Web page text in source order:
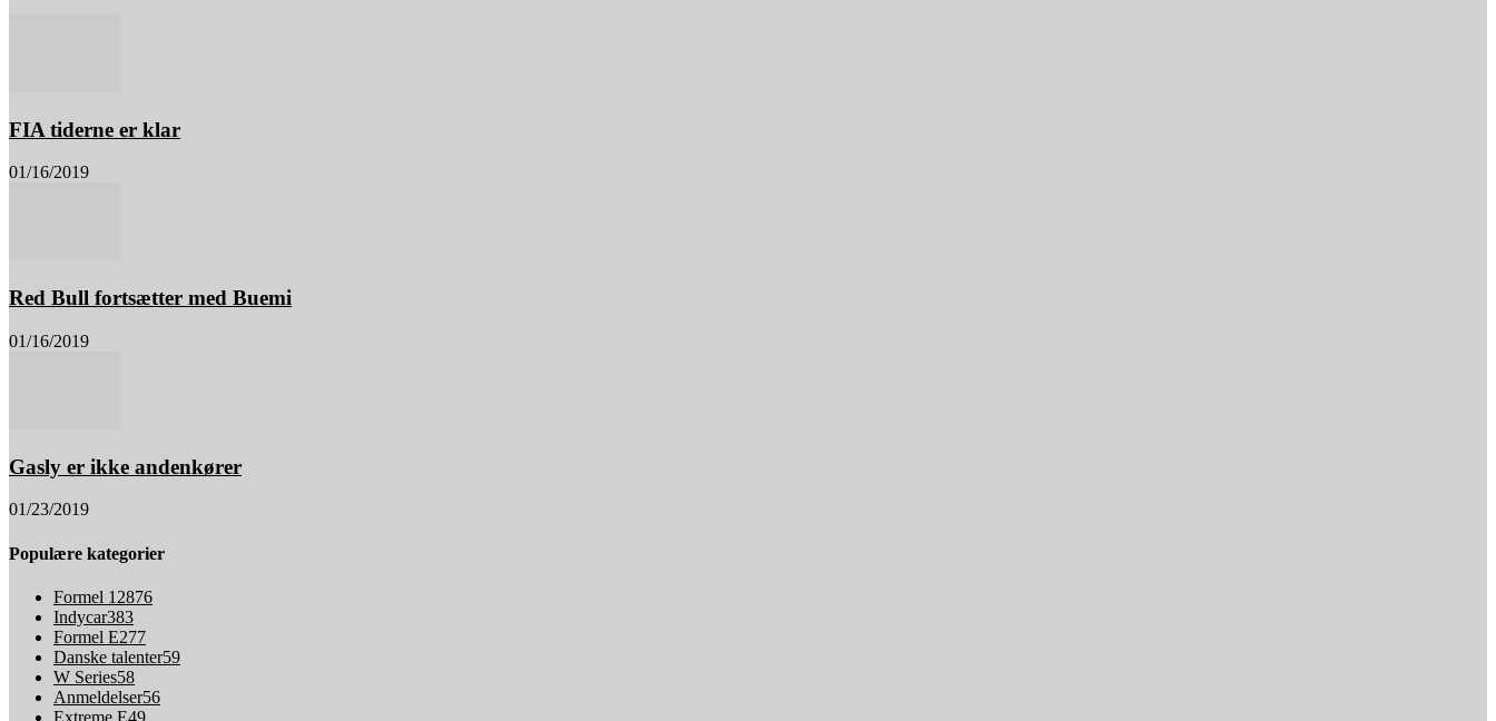
FIA tiderne er klar
01/16/2019
Red Bull fortsætter med Buemi
01/16/2019
Gasly er ikke andenkører
01/23/2019
Populære kategorier
Formel 1 2876
Indycar383
Formel E277
Danske talenter59
W Series58
Anmeldelser56
Extreme E49